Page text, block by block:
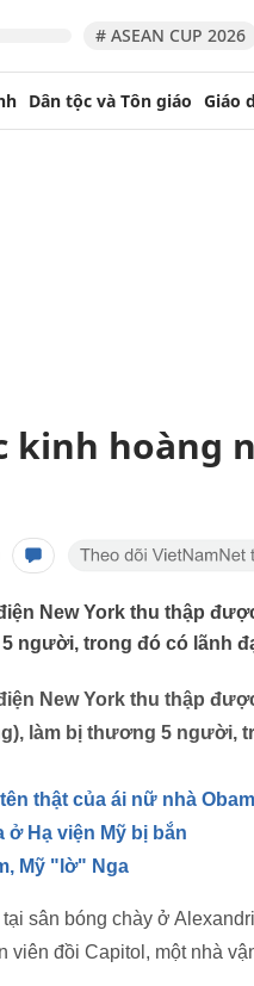
# ASEAN CUP 2026
Dân tộc và Tôn giáo Giáo
kinh hoàng
New York thu thập
người, trong đó có lãnh
New York thu thập
làm bị thương 5 người,
thật của ái nữ nhà
ở Hạ viện Mỹ bị bắn
Mỹ "lờ" Nga
sân bóng chày ở
viên đồi Capitol, một nhà